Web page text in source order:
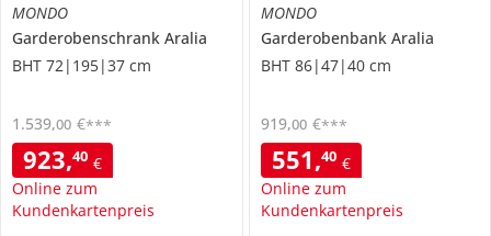
MONDO
Garderobenschrank Aralia
BHT 72|195|37 cm
923,40 €
Online zum
Kundenkartenpreis
1.539,00 €***
MONDO
Garderobenbank Aralia
BHT 86|47|40 cm
551,40 €
Online zum
Kundenkartenpreis
919,00 €***